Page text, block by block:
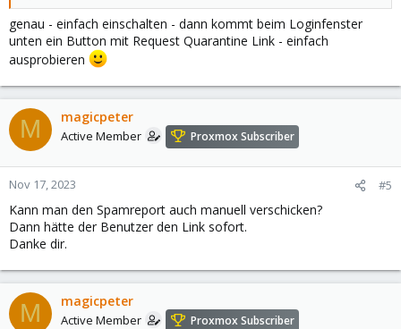
genau - einfach einschalten - dann kommt beim Loginfenster
unten ein Button mit Request Quarantine Link - einfach
ausprobieren
M magicpeter
Active Member Proxmox Subscriber
Nov 17, 2023 #5
Kann man den Spamreport auch manuell verschicken?
Dann hätte der Benutzer den Link sofort.
Danke dir.
M magicpeter
Active Member Proxmox Subscriber